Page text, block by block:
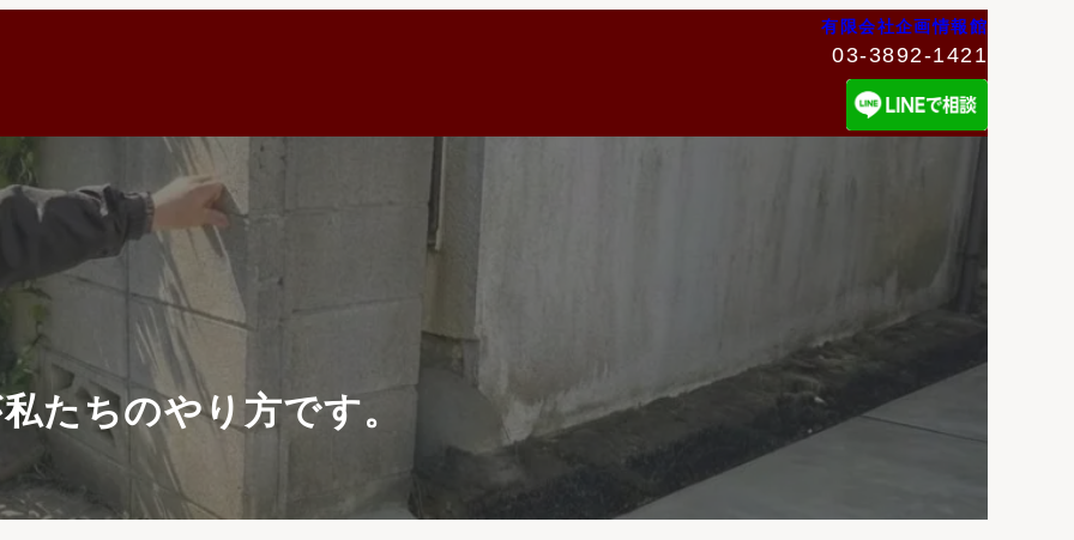
有限会社企画情報館
03-3892-1421
たちのやり方です。